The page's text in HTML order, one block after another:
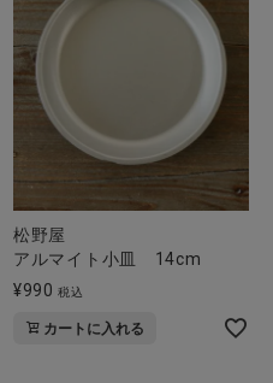
松野屋
アルマイト小皿 14cm
¥990 税込
カートに入れる